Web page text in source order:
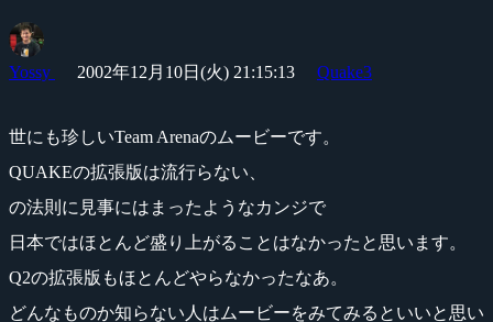
Yossy 2002年12月10日(火) 21:15:13 Quake3
世にも珍しいTeam Arenaのムービーです。
QUAKEの拡張版は流行らない、
の法則に見事にはまったようなカンジで
日本ではほとんど盛り上がることはなかったと思います。
Q2の拡張版もほとんどやらなかったなあ。
どんなものか知らない人はムービーをみてみるといいと思い